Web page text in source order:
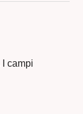
I campi